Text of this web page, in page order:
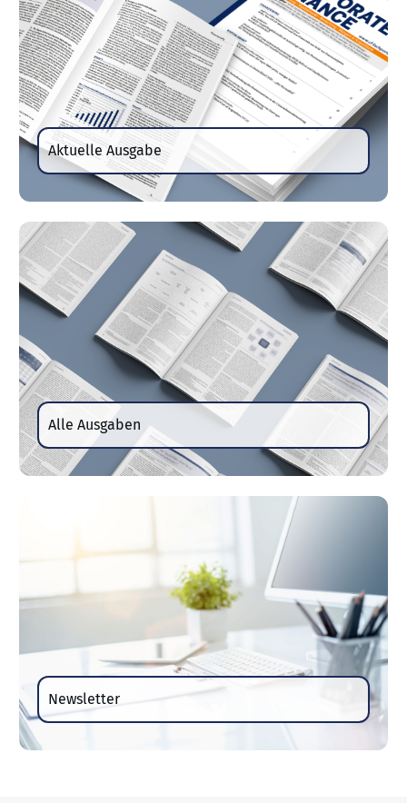
Aktuelle Ausgabe
Alle Ausgaben
Newsletter